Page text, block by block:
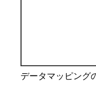
データマッピング